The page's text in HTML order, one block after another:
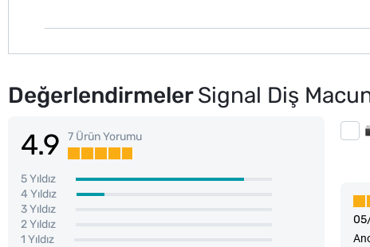
DeğerlendirmelerSignal Diş
4.9 7 Ürün Yorumu
5 Yıldız
4 Yıldız
3 Yıldız
2 Yıldız
1 Yıldız